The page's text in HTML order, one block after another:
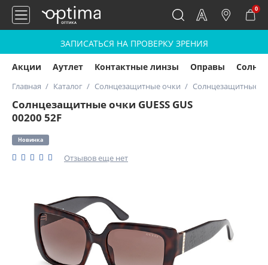
0
ЗАПИСАТЬСЯ НА ПРОВЕРКУ ЗРЕНИЯ
Акции Аутлет Контактные линзы Оправы
Главная Каталог Солнцезащитные очки Солнцезащитные
Солнцезащитные очки GUESS GUS
00200 52F
Новинка
Отзывов еще нет